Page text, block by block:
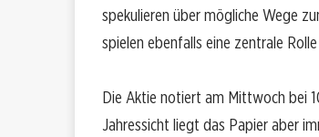
spekulieren über mögliche Wege
spielen ebenfalls eine zentrale
Die Aktie notiert am Mittwoch bei
Jahressicht liegt das Papier aber